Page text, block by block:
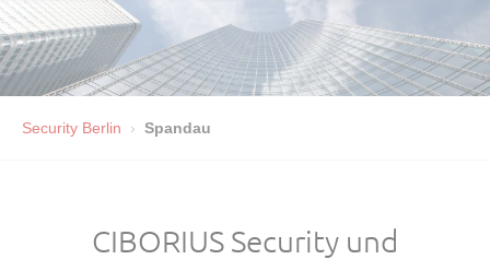
Security Berlin Spandau
CIBORIUS Security und